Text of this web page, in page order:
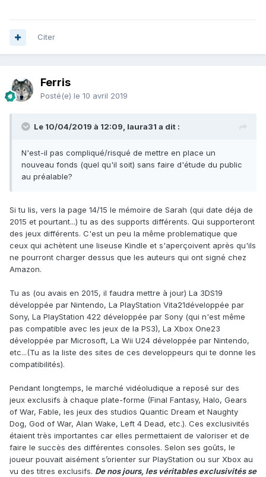
Citer
Ferris
Posté(e) le 10 avril 2019
Le 10/04/2019 à 12:09, laura31 a dit :
N'est-il pas compliqué/risqué de mettre en place un
nouveau fonds (quel qu'il soit) sans faire d'étude du public
au préalable?
Si tu lis, vers la page 14/15 le mémoire de Sarah (qui date déja de
2015 et pourtant...) tu as des supports différents. Qui supporteront
des jeux différents. C'est un peu la même problematique que
ceux qui achètent une liseuse Kindle et s'aperçoivent après qu'ils
ne pourront charger dessus que les auteurs qui ont signé chez
Amazon.
Tu as (ou avais en 2015, il faudra mettre à jour) La 3DS19
développée par Nintendo, La PlayStation Vita21développée par
Sony, La PlayStation 422 développée par Sony (qui n'est même
pas compatible avec les jeux de la PS3), La Xbox One23
développée par Microsoft, La Wii U24 développée par Nintendo,
etc...(Tu as la liste des sites de ces developpeurs qui te donne les
compatibilités).
Pendant longtemps, le marché vidéoludique a reposé sur des
jeux exclusifs à chaque plate-forme (Final Fantasy, Halo, Gears
of War, Fable, les jeux des studios Quantic Dream et Naughty
Dog, God of War, Alan Wake, Left 4 Dead, etc.). Ces exclusivités
étaient très importantes car elles permettaient de valoriser et de
faire le succès des différentes consoles. Selon ses goûts, le
joueur pouvait aisément s’orienter sur PlayStation ou sur Xbox au
vu des titres exclusifs. De nos jours, les véritables exclusivités se